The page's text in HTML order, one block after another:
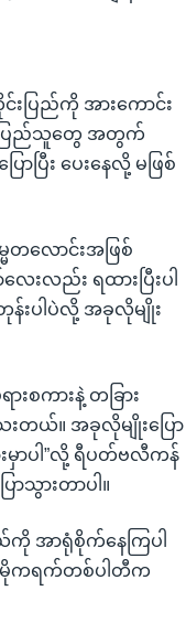
ပြည်ကို အားကောင်း
တဲ့ ပြည်သူတွေ အတွက်
ြီး ပေးနေလို့ မဖြစ်
တလောင်းအဖြစ်
းလည်း ရထားပြီးပါ
းပါပဲလို့ အခုလိုမျိုး
းစကားနဲ့ တခြား
းတယ်။ အခုလိုမျိုးပြော
ာပါ”လို့ ရီပတ်ဗလီကန်
သွားတာပါ။
အာရုံစိုက်နေကြပါ
ဒီမိုကရက်တစ်ပါတီက